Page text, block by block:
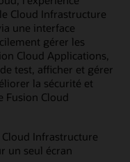
Cloud Infrastructure
une interface
gérer les
Cloud Applications,
test, afficher et gérer
la sécurité et
Fusion Cloud
Infrastructure
un seul écran